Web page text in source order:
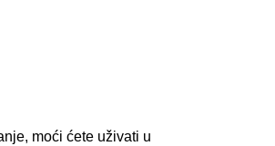
moći ćete uživati u